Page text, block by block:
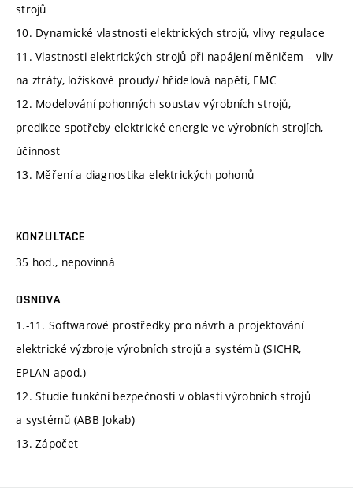
strojů
10. Dynamické vlastnosti elektrických strojů, vlivy regulace
11. Vlastnosti elektrických strojů při napájení měničem – vliv
na ztráty, ložiskové proudy/ hřídelová napětí, EMC
12. Modelování pohonných soustav výrobních strojů,
predikce spotřeby elektrické energie ve výrobních strojích,
účinnost
13. Měření a diagnostika elektrických pohonů
KONZULTACE
35 hod., nepovinná
OSNOVA
1.-11. Softwarové prostředky pro návrh a projektování
elektrické výzbroje výrobních strojů a systémů (SICHR,
EPLAN apod.)
12. Studie funkční bezpečnosti v oblasti výrobních strojů
a systémů (ABB Jokab)
13. Zápočet